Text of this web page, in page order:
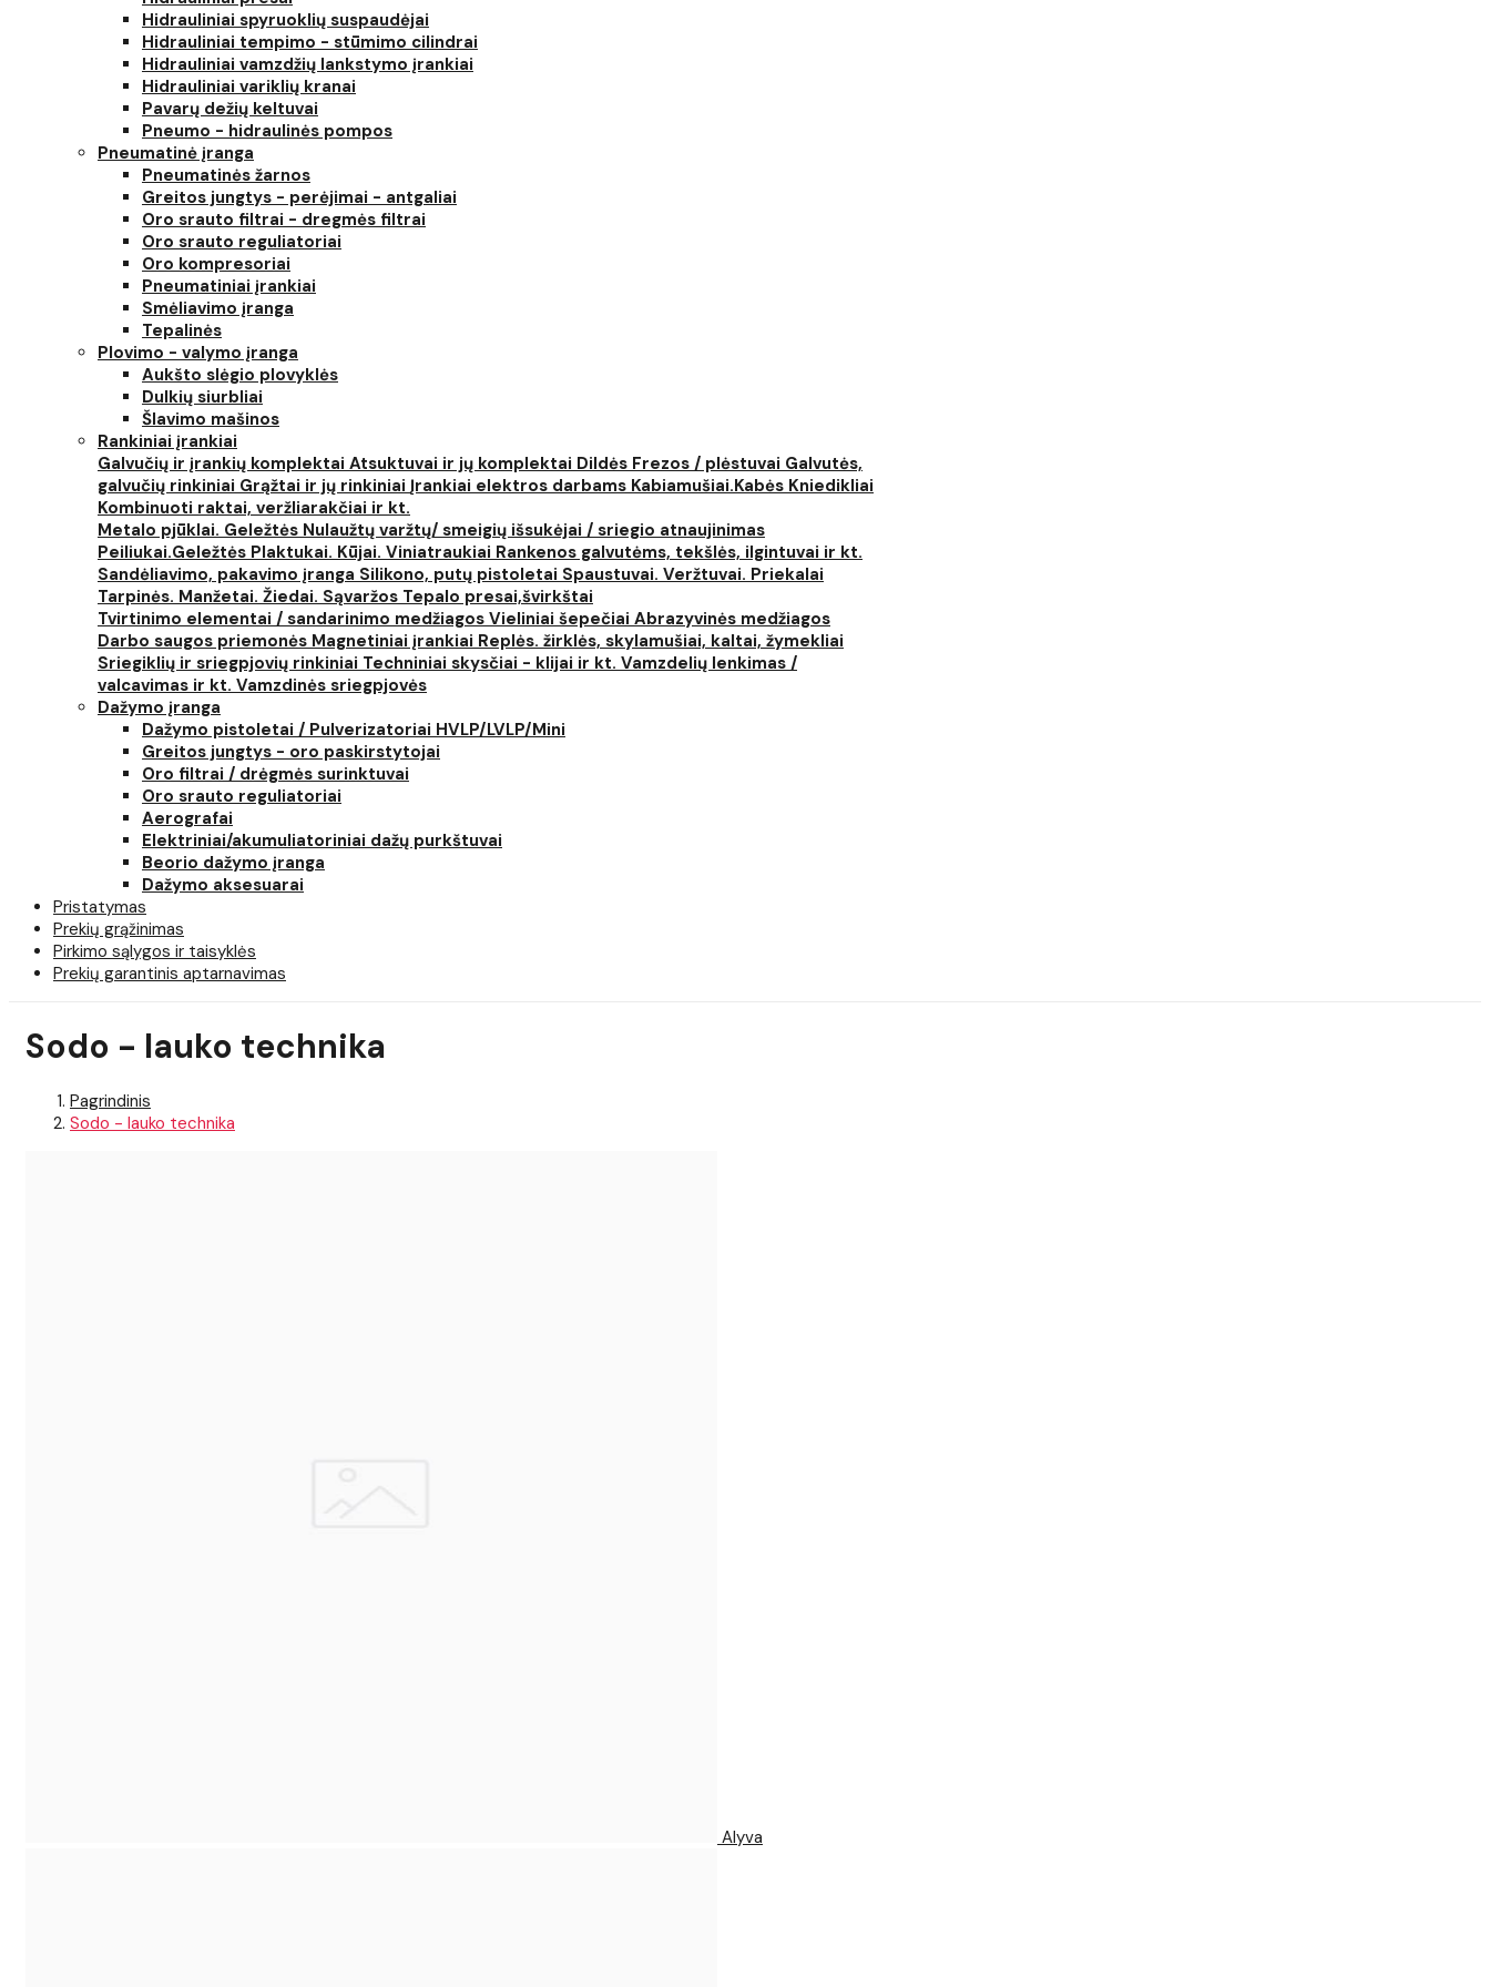
Hidrauliniai spyruoklių suspaudėjai
Hidrauliniai tempimo - stūmimo cilindrai
Hidrauliniai vamzdžių lankstymo įrankiai
Hidrauliniai variklių kranai
Pavarų dežių keltuvai
Pneumo - hidraulinės pompos
Pneumatinė įranga
Pneumatinės žarnos
Greitos jungtys - perėjimai - antgaliai
Oro srauto filtrai - dregmės filtrai
Oro srauto reguliatoriai
Oro kompresoriai
Pneumatiniai įrankiai
Smėliavimo įranga
Tepalinės
Plovimo - valymo įranga
Aukšto slėgio plovyklės
Dulkių siurbliai
Šlavimo mašinos
Rankiniai įrankiai
Galvučių ir įrankių komplektai Atsuktuvai ir jų komplektai Dildės Frezos / plėstuvai Galvutės,
galvučių rinkiniai Grąžtai ir jų rinkiniai Įrankiai elektros darbams Kabiamušiai.Kabės Kniedikliai
Kombinuoti raktai, veržliarakčiai ir kt.
Metalo pjūklai. Geležtės Nulaužtų varžtų/ smeigių išsukėjai / sriegio atnaujinimas
Peiliukai.Geležtės Plaktukai. Kūjai. Viniatraukiai Rankenos galvutėms, tekšlės, ilgintuvai ir kt.
Sandėliavimo, pakavimo įranga Silikono, putų pistoletai Spaustuvai. Veržtuvai. Priekalai
Tarpinės. Manžetai. Žiedai. Sąvaržos Tepalo presai,švirkštai
Tvirtinimo elementai / sandarinimo medžiagos Vieliniai šepečiai Abrazyvinės medžiagos
Darbo saugos priemonės Magnetiniai įrankiai Replės. žirklės, skylamušiai, kaltai, žymekliai
Sriegiklių ir sriegpjovių rinkiniai Techniniai skysčiai - klijai ir kt. Vamzdelių lenkimas /
valcavimas ir kt. Vamzdinės sriegpjovės
Dažymo įranga
Dažymo pistoletai / Pulverizatoriai HVLP/LVLP/Mini
Greitos jungtys - oro paskirstytojai
Oro filtrai / drėgmės surinktuvai
Oro srauto reguliatoriai
Aerografai
Elektriniai/akumuliatoriniai dažų purkštuvai
Beorio dažymo įranga
Dažymo aksesuarai
Pristatymas
Prekių grąžinimas
Pirkimo sąlygos ir taisyklės
Prekių garantinis aptarnavimas
Sodo - lauko technika
Pagrindinis
Sodo - lauko technika
Alyva